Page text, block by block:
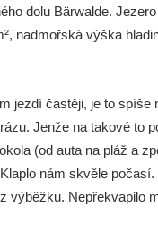
dolu Bärwalde.
nadmořská výška
jezdí častěji, je to
Jenže na takové to
(od auta na pláž a
nám skvěle
výběžku. Nepřekvapilo